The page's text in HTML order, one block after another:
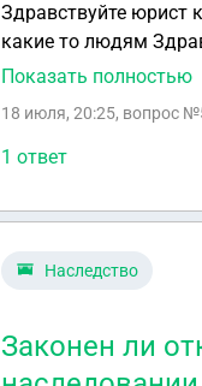
Здравствуйте юрист
какие то людям Здравствуйте юрист как только я скинул украинцам гео(я его потом удалил) мне сразу
же написали какие
номерной знак ещё
мошенники?
Показать полностью
18 июля, 20:25, вопрос
1 ответ
Наследство
Законен ли